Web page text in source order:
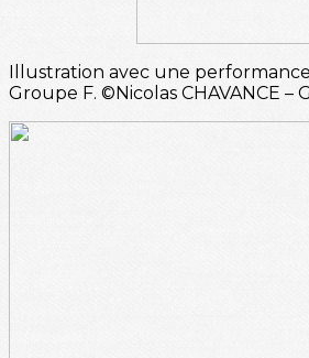
Illustration avec une
Groupe F. ©Nicolas CHAVANCE –